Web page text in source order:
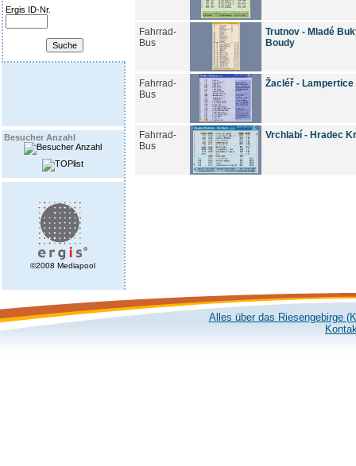
Ergis ID-Nr.
Besucher Anzahl
©2008 Mediapool
Fahrrad-
Bus
Trutnov - Mladé
Boudy
Fahrrad-
Bus
Žacléř -
Fahrrad-
Bus
Vrchlabí - Hradec
Alles über das Riesengebirge